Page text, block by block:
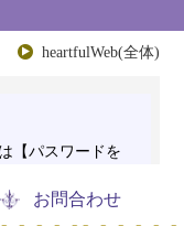
heartfulWeb(全体)
お問合わせ